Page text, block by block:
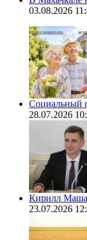
03.08.2026
Социальный
28.07.2026
Кирилл
23.07.2026